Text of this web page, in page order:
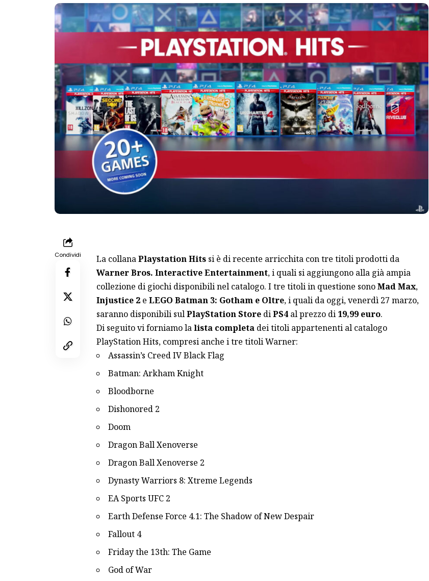
Condividi La collanaPlaystation Hits si è di recente arricchita con tre titoli prodotti da
Warner Bros. Interactive Entertainment, i quali si aggiungono alla già ampia
collezione di giochi disponibili nel catalogo. I tre titoli in questione sonoMad Max,
Injustice 2e LEGO Batman 3: Gotham e Oltre, i quali da oggi, venerdì 27 marzo,
saranno disponibili sulPlayStation StorediPS4al prezzo di 19,99 euro.
Di seguito vi forniamo lalista completa dei titoli appartenenti al catalogo
PlayStation Hits, compresi anche i tre titoli Warner:
Assassin’s Creed IV Black Flag
Batman: Arkham Knight
Bloodborne
Dishonored 2
Doom
Dragon Ball Xenoverse
Dragon Ball Xenoverse 2
Dynasty Warriors 8: Xtreme Legends
EA Sports UFC 2
Earth Defense Force 4.1: The Shadow of New Despair
Fallout 4
Friday the 13th: The Game
God of War